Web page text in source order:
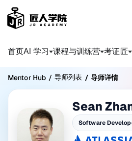
首页AI 学习 课程与训练营 考证匠
Mentor Hub / 导师列表 / 导师详情
Sean
Software